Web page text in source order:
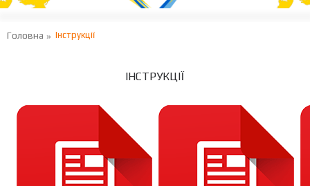
Головна Iнструкції
IНСТРУКЦІЇ